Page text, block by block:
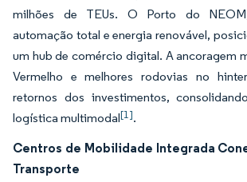
milhões de TEUs. O Porto do
automação total e energia renovável,
um hub de comércio digital. A ancoragem
Vermelho e melhores rodovias no
retornos dos investimentos,
logística multimodal[1].
Centros de Mobilidade Integrada
Transporte